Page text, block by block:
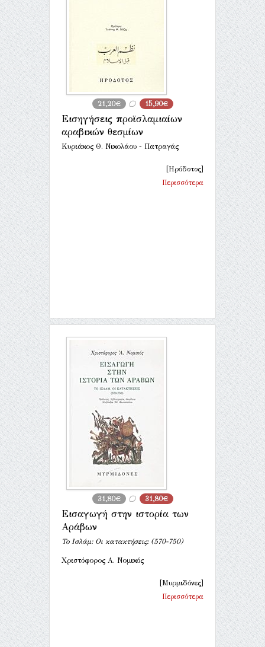
21,20€ 15,90€
Εισηγήσεις προϊσλαμιαίων
αραβικών θεσμίων
Κυριάκος Θ. Νικολάου - Πατραγάς
[Ηρόδοτος]
Περισσότερα
31,80€ 31,80€
Εισαγωγή στην ιστορία των
Αράβων
Το Ισλάμ: Οι κατακτήσεις: (570-750)
Χριστόφορος Α. Νομικός
[Μυρμιδόνες]
Περισσότερα